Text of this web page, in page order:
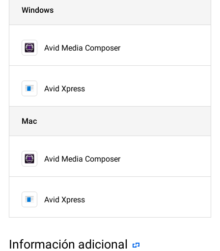
Windows
Avid Media Composer
Avid Xpress
Mac
Avid Media Composer
Avid Xpress
Información adicional